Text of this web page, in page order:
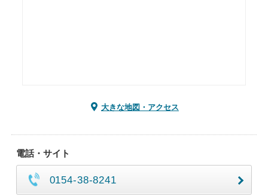
大きな地図・アクセス
電話・サイト
0154-38-8241